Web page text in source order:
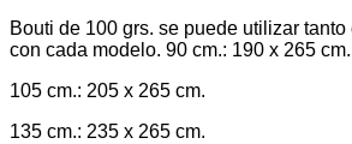
Bouti de 100 grs. se puede utilizar
con cada modelo. 90 cm.: 190 x 265 cm.
105 cm.: 205 x 265 cm.
135 cm.: 235 x 265 cm.